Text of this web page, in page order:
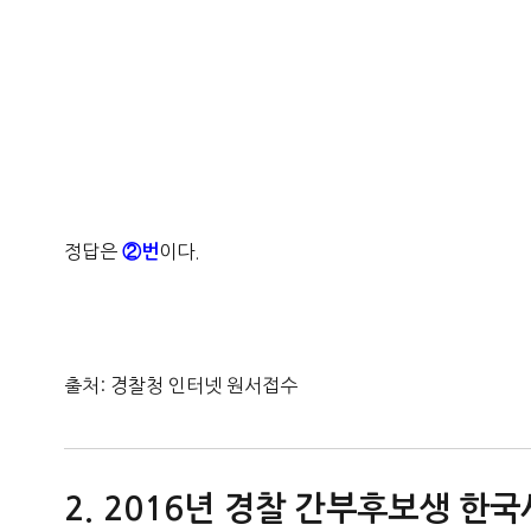
정답은 ②번 이다.
출처: 경찰청 인터넷 원서접수
2016년 경찰 간부후보생 한국